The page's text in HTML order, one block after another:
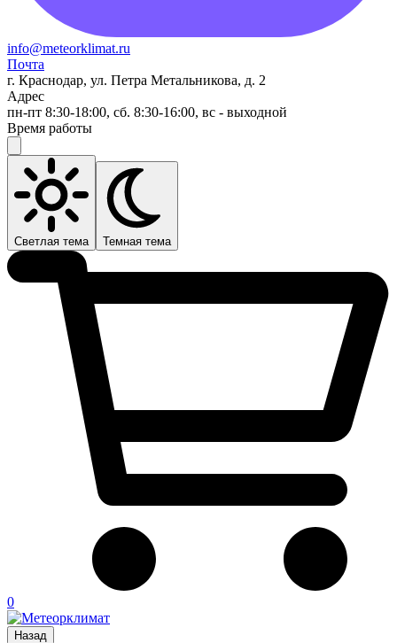
info@meteorklimat.ru
Почта
г. Краснодар, ул. Петра Метальникова, д. 2
Адрес
пн-пт 8:30-18:00, сб. 8:30-16:00, вс - выходной
Время работы
Светлая тема Темная тема
0
Назад